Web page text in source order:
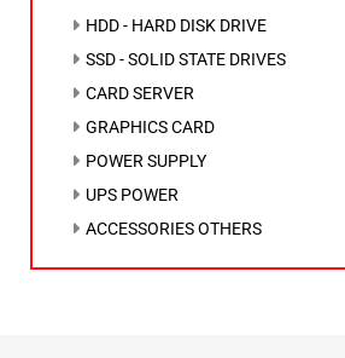
HDD - HARD DISK DRIVE
SSD - SOLID STATE DRIVES
CARD SERVER
GRAPHICS CARD
POWER SUPPLY
UPS POWER
ACCESSORIES OTHERS